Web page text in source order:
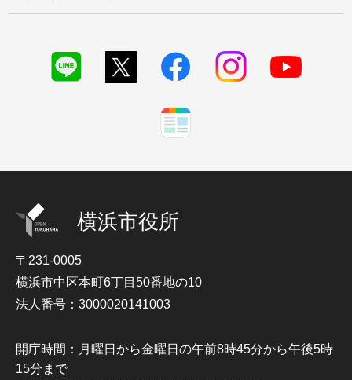
横浜市役所
〒231-0005
横浜市中区本町6丁目50番地の10
法人番号：3000020141003
開庁時間：月曜日から金曜日の午前8時45分から午後5時
15分まで